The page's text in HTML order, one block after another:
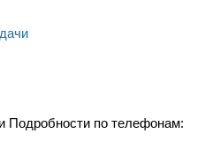
Подробности по телефонам: